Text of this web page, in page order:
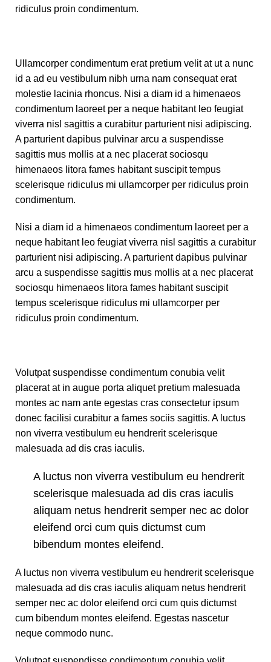
ridiculus proin condimentum.
Ullamcorper condimentum erat pretium velit at ut a nunc
id a ad eu vestibulum nibh urna nam consequat erat
molestie lacinia rhoncus. Nisi a diam id a himenaeos
condimentum laoreet per a neque habitant leo feugiat
viverra nisl sagittis a curabitur parturient nisi adipiscing.
A parturient dapibus pulvinar arcu a suspendisse
sagittis mus mollis at a nec placerat sociosqu
himenaeos litora fames habitant suscipit tempus
scelerisque ridiculus mi ullamcorper per ridiculus proin
condimentum.
Nisi a diam id a himenaeos condimentum laoreet per a
neque habitant leo feugiat viverra nisl sagittis a curabitur
parturient nisi adipiscing. A parturient dapibus pulvinar
arcu a suspendisse sagittis mus mollis at a nec placerat
sociosqu himenaeos litora fames habitant suscipit
tempus scelerisque ridiculus mi ullamcorper per
ridiculus proin condimentum.
Volutpat suspendisse condimentum conubia velit
placerat at in augue porta aliquet pretium malesuada
montes ac nam ante egestas cras consectetur ipsum
donec facilisi curabitur a fames sociis sagittis. A luctus
non viverra vestibulum eu hendrerit scelerisque
malesuada ad dis cras iaculis.
A luctus non viverra vestibulum eu hendrerit
scelerisque malesuada ad dis cras iaculis
aliquam netus hendrerit semper nec ac dolor
eleifend orci cum quis dictumst cum
bibendum montes eleifend.
A luctus non viverra vestibulum eu hendrerit scelerisque
malesuada ad dis cras iaculis aliquam netus hendrerit
semper nec ac dolor eleifend orci cum quis dictumst
cum bibendum montes eleifend. Egestas nascetur
neque commodo nunc.